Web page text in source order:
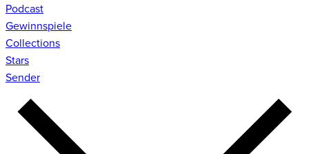
Podcast
Gewinnspiele
Collections
Stars
Sender